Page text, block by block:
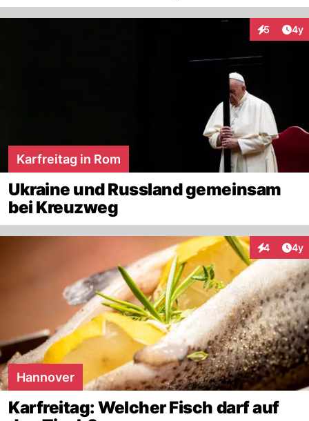
5 4y
Karfreitag in Rom
Ukraine und Russland gemeinsam
bei Kreuzweg
4 4y
Hannover
Karfreitag: Welcher Fisch darf auf